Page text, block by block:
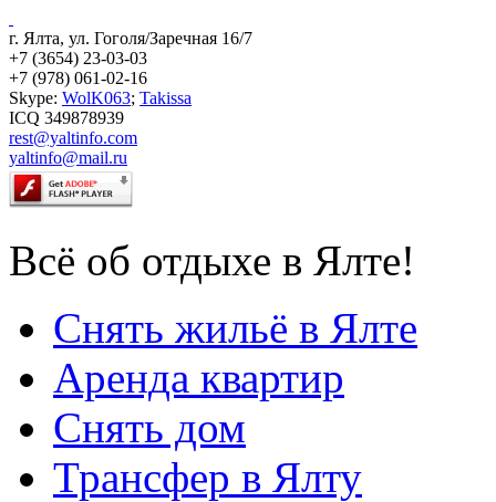
г. Ялта, ул. Гоголя/Заречная 16/7
+7 (3654) 23-03-03
+7 (978) 061-02-16
Skype: WolK063; Takissa
ICQ 349878939
rest@yaltinfo.com
yaltinfo@mail.ru
Всё об отдыхе в Ялте!
Снять жильё в Ялте
Аренда квартир
Снять дом
Трансфер в Ялту